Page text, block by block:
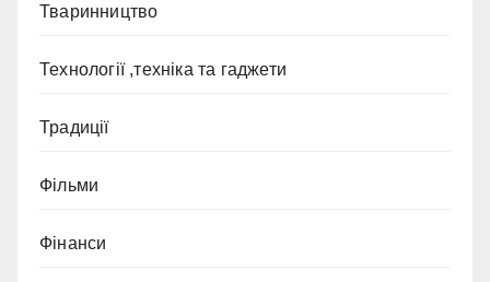
Тваринництво
Технології ,техніка та гаджети
Традиції
Фільми
Фінанси